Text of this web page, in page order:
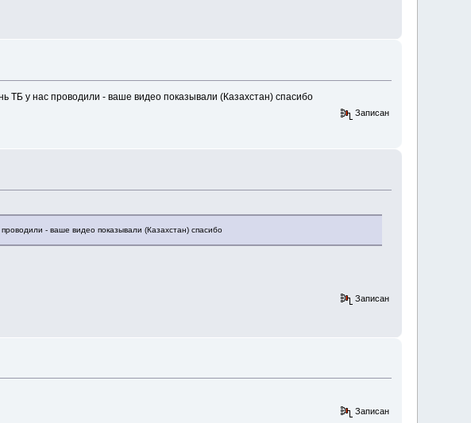
ТБ у нас проводили - ваше видео показывали (Казахстан) спасибо
Записан
- ваше видео показывали (Казахстан) спасибо
Записан
Записан